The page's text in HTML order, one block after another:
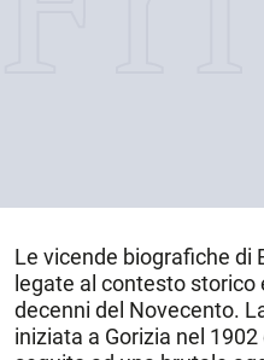
Le vicende biografiche di
legate al contesto
decenni del Novecento.
iniziata a Gorizia nel 1902